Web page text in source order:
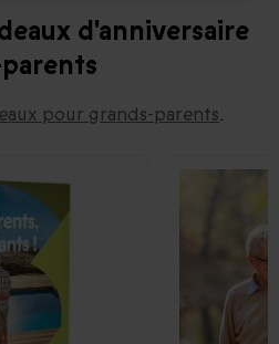
d'anniversaire
pour grands-parents.